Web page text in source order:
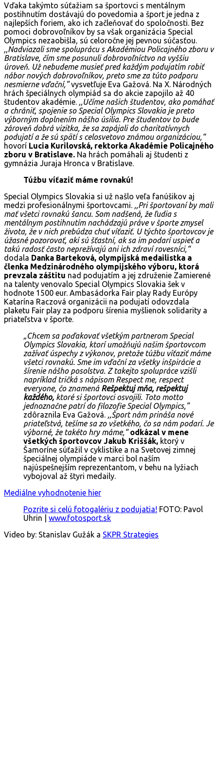
Vďaka takýmto súťažiam sa športovci s mentálnym
postihnutím dostávajú do povedomia a šport je jedna z
najlepších foriem, ako ich začleňovať do spoločnosti. Bez
pomoci dobrovoľníkov by sa však organizácia Special
Olympics nezaobišla, sú celoročne jej pevnou súčasťou.
,,Nadviazali sme spoluprácu s Akadémiou Policajného zboru v
Bratislave, čím sme posunuli dobrovoľníctvo na vyššiu
úroveň. Už nebudeme musieť pred každým podujatím robiť
nábor nových dobrovoľníkov, preto sme za túto podporu
nesmierne vďační,”vysvetľuje Eva Gažová. Na X. Národných
hrách špeciálnych olympiád sa do akcie zapojilo až 40
študentov akadémie. ,,Učíme našich študentov, ako pomáhať
a chrániť, spojenie so Special Olympics Slovakia je preto
výborným doplnením nášho úsilia. Pre študentov to bude
zároveň dobrá vizitka, že sa zapájali do charitatívnych
podujatí a že sú spätí s celosvetovo známou organizáciou,“
hovorí Lucia Kurilovská, rektorka Akadémie Policajného
zboru v Bratislave. Na hrách pomáhali aj študenti z
gymnázia Juraja Hronca v Bratislave.
Túžbu víťaziť máme rovnakú!
Special Olympics Slovakia si už našlo veľa fanúšikov aj
medzi profesionálnymi športovcami. ,,Pri športovaní by mali
mať všetci rovnakú šancu. Som nadšená, že ľudia s
mentálnym postihnutím nachádzajú práve v športe zmysel
života, že v nich prebúdza chuť víťaziť. U týchto športovcov je
úžasné pozorovať, akí sú šťastní, ak sa im podarí uspieť a
takú radosť často neprežívajú ani ich zdraví rovesníci,“
dodala Danka Barteková, olympijská medailistka a
členka Medzinárodného olympijského výboru, ktorá
prevzala záštitu nad podujatím a jej združenie Zamierené
na talenty venovalo Special Olympics Slovakia šek v
hodnote 1500 eur. Ambasádorka Fair play Rady Európy
Katarína Raczová organizácii na podujatí odovzdala
plaketu Fair play za podporu šírenia myšlienok solidarity a
priateľstva v športe.
„Chcem sa poďakovať všetkým partnerom Special
Olympics Slovakia, ktorí umožňujú našim športovcom
zažívať úspechy z výkonov, pretože túžbu víťaziť máme
všetci rovnakú. Sme im vďační za všetky inšpirácie a
šírenie nášho posolstva. Z takejto spolupráce vzišli
napríklad tričká s nápisom Respect me, respect
everyone, čo znamená Rešpektuj mňa, rešpektuj
každého, ktoré si športovci osvojili. Toto motto
jednoznačne patrí do filozofie Special Olympics,”
zdôraznila Eva Gažová. ,,Šport nám prináša nové
priateľstvá, tešíme sa zo všetkého, čo sa nám podarí. Je
výborné, že takéto hry máme,“ odkázal v mene
všetkých športovcov Jakub Kriššák, ktorý v
Šamoríne súťažil v cyklistike a na Svetovej zimnej
špeciálnej olympiáde v marci bol naším
najúspešnejším reprezentantom, v behu na lyžiach
vybojoval až štyri medaily.
Mediálne vyhodnotenie hier
Pozrite si celú fotogalériu z podujatia! FOTO: Pavol
Uhrin | www.fotosport.sk
Video by: Stanislav Gužák a SKPR Strategies